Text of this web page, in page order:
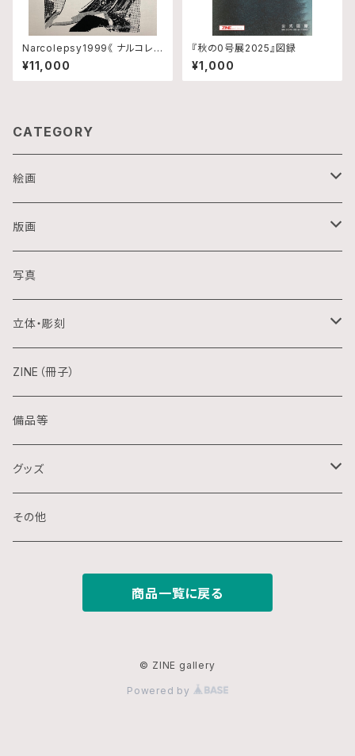
Narcolepsy1999《 ナルコレプ
シー 》 TYPE-A
¥11,000
『秋の0号展2025』図録
¥1,000
CATEGORY
絵画
油画
アクリル画
日本画
水彩画
クレパス画
水墨画
スプレー画
版画
銅版画
木版画
シルクスクリーン
リトグラフ
デジタル
ステンシル
デジタルプリント
写真
立体・彫刻
陶芸
金属
石
木
ZINE（冊子）
備品等
グッズ
ポストカード
その他
商品一覧に戻る
© ZINE gallery
Powered by